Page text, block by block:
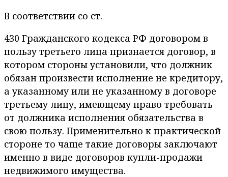
В соответствии со ст.
430 Гражданского кодекса РФ договором в
пользу третьего лица признается договор, в
котором стороны установили, что должник
обязан произвести исполнение не кредитору,
а указанному или не указанному в договоре
третьему лицу, имеющему право требовать
от должника исполнения обязательства в
свою пользу. Применительно к практической
стороне то чаще такие договоры заключают
именно в виде договоров купли-продажи
недвижимого имущества.